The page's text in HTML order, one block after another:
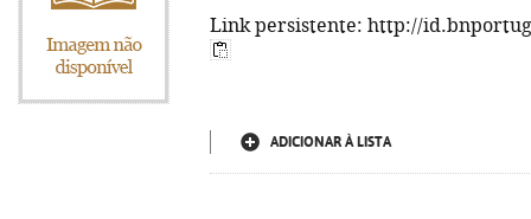
Link persistente: http://
ADICIONAR À LISTA